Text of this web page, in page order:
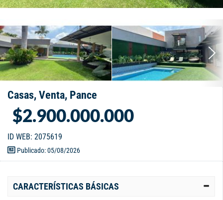
Casas, Venta, Pance
$2.900.000.000
ID WEB: 2075619
Publicado: 05/08/2026
CARACTERÍSTICAS BÁSICAS